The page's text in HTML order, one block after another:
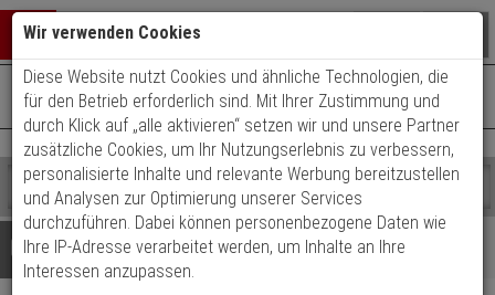
Warenkorb schließen
0 ARTIKEL IM WARENKORB
Ihr Warenkorb ist momentan leer.
Ergebnisse ()
Fertig
Shop
durchsuchen
Bitte
geben
Sie
Es
wurde
noch
+49 (0)821 899 493-0Mo. - Do.: 8:00 - 16:30 | Fr.: 8:00 - 14:00 Uhr
Details Beratung
Wir verwenden Cookies
Diese Website nutzt Cookies und ähnliche Technologien, die
für den Betrieb erforderlich sind. Mit Ihrer Zustimmung und
durch Klick auf „alle aktivieren“ setzen wir und unsere Partner
zusätzliche Cookies, um Ihr Nutzungserlebnis zu verbessern,
personalisierte Inhalte und relevante Werbung bereitzustellen
und Analysen zur Optimierung unserer Services
durchzuführen. Dabei können personenbezogene Daten wie
Ihre IP-Adresse verarbeitet werden, um Inhalte an Ihre
Interessen anzupassen.